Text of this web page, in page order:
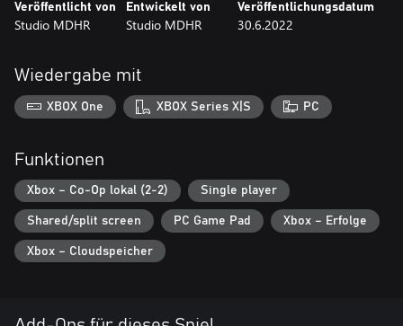
eingespielte Jazz-Aufnahmen.
Hauptspiels gespielt werden, und Fräulein Kelch ist nach dem
Freischalten in allen Bereichen als spielbarer Charakter verfügbar.
Veröffentlicht von
Studio MDHR
Entwickelt von
Studio MDHR
Veröffentlichungsdatum
30.6.2022
Wiedergabe mit
XBOX One XBOX Series X|S PC
Funktionen
Xbox – Co-Op lokal (2-2) Single player
Shared/split screen PC Game Pad Xbox – Erfolge
Xbox – Cloudspeicher